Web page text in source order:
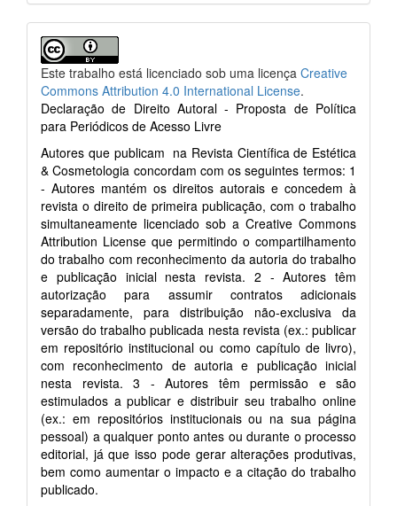
Este trabalho está licenciado sob uma licença Creative
Commons Attribution 4.0 International License.
Declaração de Direito Autoral - Proposta de Política
para Periódicos de Acesso Livre
Autores que publicam na Revista Científica de Estética
& Cosmetologia concordam com os seguintes termos: 1
- Autores mantém os direitos autorais e concedem à
revista o direito de primeira publicação, com o trabalho
simultaneamente licenciado sob a Creative Commons
Attribution License que permitindo o compartilhamento
do trabalho com reconhecimento da autoria do trabalho
e publicação inicial nesta revista. 2 - Autores têm
autorização para assumir contratos adicionais
separadamente, para distribuição não-exclusiva da
versão do trabalho publicada nesta revista (ex.: publicar
em repositório institucional ou como capítulo de livro),
com reconhecimento de autoria e publicação inicial
nesta revista. 3 - Autores têm permissão e são
estimulados a publicar e distribuir seu trabalho online
(ex.: em repositórios institucionais ou na sua página
pessoal) a qualquer ponto antes ou durante o processo
editorial, já que isso pode gerar alterações produtivas,
bem como aumentar o impacto e a citação do trabalho
publicado.